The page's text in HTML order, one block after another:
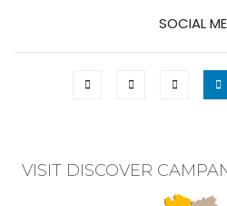
SOCIAL
VISIT DISCOVER